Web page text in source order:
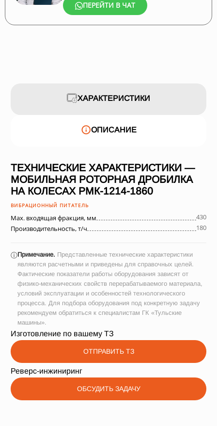
ПЕРЕЙТИ В ЧАТ
ХАРАКТЕРИСТИКИ
ОПИСАНИЕ
ТЕХНИЧЕСКИЕ ХАРАКТЕРИСТИКИ —
МОБИЛЬНАЯ РОТОРНАЯ ДРОБИЛКА
НА КОЛЕСАХ РМК-1214-1860
ВИБРАЦИОННЫЙ ПИТАТЕЛЬ
Max. входящая фракция, мм
430
Производительность, т/ч
180
ⓘПримечание. Представленные технические характеристики
являются расчетными и приведены для справочных целей.
Фактические показатели работы оборудования зависят от
физико-механических свойств перерабатываемого материала,
условий эксплуатации и особенностей технологического
процесса. Для подбора оборудования под конкретную задачу
рекомендуем обратиться к специалистам ГК «Тульские
машины».
Изготовление по вашему ТЗ
ОТПРАВИТЬ ТЗ
Реверс-инжиниринг
ОБСУДИТЬ ЗАДАЧУ